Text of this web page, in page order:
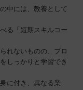
中には、教養として
る「短期スキルコー
れないものの、プロ
しっかりと学習でき
に付き、異なる業